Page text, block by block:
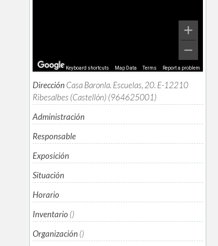
Keyboard shortcuts Map Data Terms Report a problem
Dirección Casa Baronla. Escuelas, 20. E-12210
Ribesalbes (Castellón) (964625001)
Administración
Responsable
Exposición
Situación
Horario
Inventario ()
Organización ()